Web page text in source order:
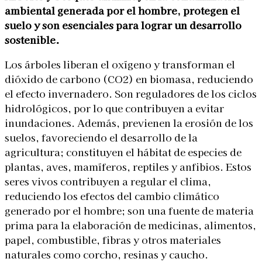
PH Jorge Oviedo IG jorgeoviedo.ph
ambiental generada por el hombre, protegen el
suelo y son esenciales para lograr un desarrollo
sostenible.
Los árboles liberan el oxígeno y transforman el
dióxido de carbono (CO2) en biomasa, reduciendo
el efecto invernadero. Son reguladores de los ciclos
hidrológicos, por lo que contribuyen a evitar
inundaciones. Además, previenen la erosión de los
suelos, favoreciendo el desarrollo de la
agricultura; constituyen el hábitat de especies de
plantas, aves, mamíferos, reptiles y anfibios. Estos
seres vivos contribuyen a regular el clima,
reduciendo los efectos del cambio climático
generado por el hombre; son una fuente de materia
prima para la elaboración de medicinas, alimentos,
papel, combustible, fibras y otros materiales
naturales como corcho, resinas y caucho.